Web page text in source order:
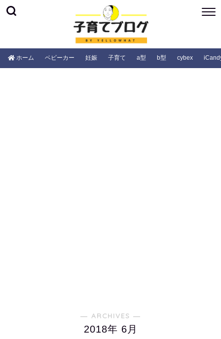
ホーム ベビーカー 妊娠 子育て a型 b型 cybex
― ARCHIVES ―
2018年 6月